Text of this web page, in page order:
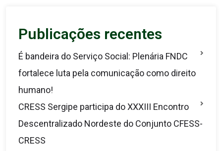
Publicações recentes
É bandeira do Serviço Social: Plenária FNDC
fortalece luta pela comunicação como direito
humano!
CRESS Sergipe participa do XXXIII Encontro
Descentralizado Nordeste do Conjunto CFESS-
CRESS